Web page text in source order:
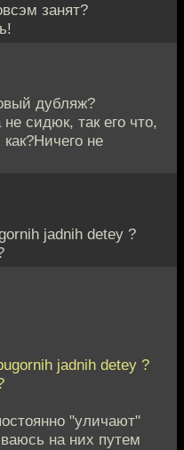
занят?
дубляж?
сидюк, так его что,
не
jadnih detey ?
jadnih detey ?
"уличают"
на них путем